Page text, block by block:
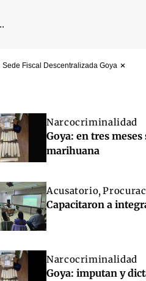
Sede Fiscal Descentralizada Goya
Narcocriminalidad
Goya: en tres
marihuana
Acusatorio,
Capacitaron a
Narcocriminalidad
Goya: imputan y